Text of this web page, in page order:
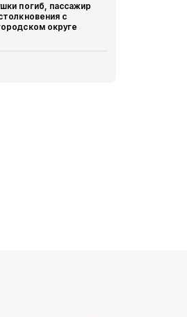
погиб, пассажир
с
округе